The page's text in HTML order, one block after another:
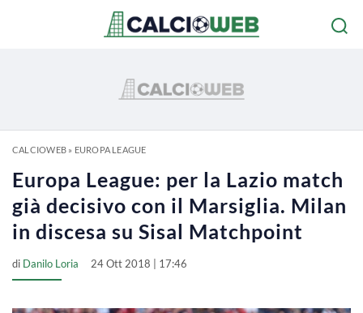
CALCIOWEB» EUROPA LEAGUE
Europa League: per la Lazio match
già decisivo con il Marsiglia. Milan
in discesa su Sisal Matchpoint
di Danilo Loria 24 Ott 2018 | 17:46